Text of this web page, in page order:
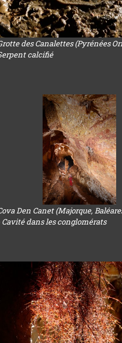
des Canalettes (Pyrénées
calcifié
Den Canet (Majorque,
Cavité dans les conglomérats